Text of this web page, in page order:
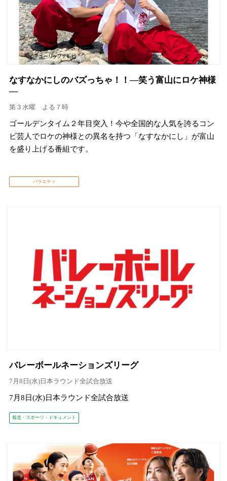
なすなかにしのバズっちゃ！！―笑う富山にロケ神様
―
第３水曜 よる７時
ゴールデンタイム２年目突入！今や全国的な人気を誇るコン
ビ芸人でロケの神様との異名を持つ「なすなかにし」が富山
を盛り上げる番組です。
バラエティ
バレーボールネーションズリーグ
7月8日(水)日本ラウンド全試合放送
7月8日(水)日本ラウンド全試合放送
報道・スポーツ・ドキュメント